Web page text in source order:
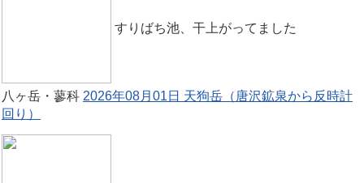
すりばち池、干上がってました
八ヶ岳・蓼科 2026年08月01日 天狗岳（唐沢鉱泉から反時計
回り）